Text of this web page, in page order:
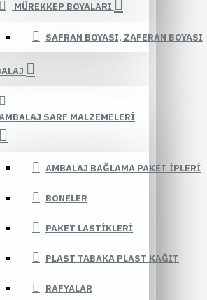
MÜREKKEP BOYALARI
SAFRAN BOYASI, ZAFERAN BOYASI
SARF MALZEMELERI
AMBALAJ BAĞLAMA PAKET İPLERI
BONELER
PAKET LASTIKLERI
PLAST TABAKA PLAST KAĞIT
RAFYALAR